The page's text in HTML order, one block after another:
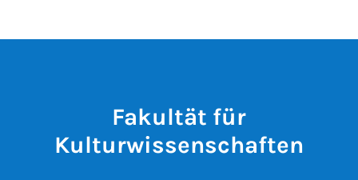
Fakultät für
Kulturwissenschaften